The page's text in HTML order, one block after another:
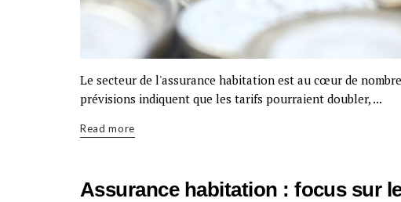
Le secteur de l'assurance habitation est au cœur de
prévisions indiquent que les tarifs pourraient doubler, ...
Read more
Assurance habitation : focus sur